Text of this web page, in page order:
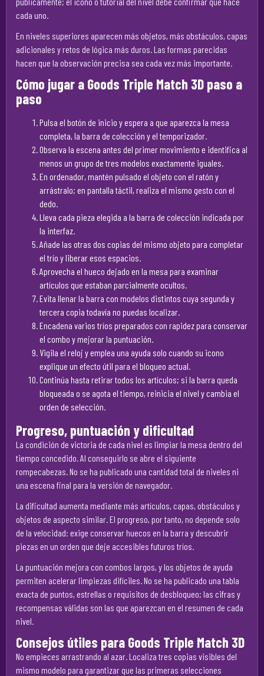
cada uno.
En niveles superiores aparecen más objetos, más obstáculos, capas
adicionales y retos de lógica más duros. Las formas parecidas
hacen que la observación precisa sea cada vez más importante.
Cómo jugar a Goods Triple Match 3D paso a
paso
Pulsa el botón de inicio y espera a que aparezca la mesa
completa, la barra de colección y el temporizador.
Observa la escena antes del primer movimiento e identifica al
menos un grupo de tres modelos exactamente iguales.
En ordenador, mantén pulsado el objeto con el ratón y
arrástralo; en pantalla táctil, realiza el mismo gesto con el
dedo.
Lleva cada pieza elegida a la barra de colección indicada por
la interfaz.
Añade las otras dos copias del mismo objeto para completar
el trío y liberar esos espacios.
Aprovecha el hueco dejado en la mesa para examinar
artículos que estaban parcialmente ocultos.
Evita llenar la barra con modelos distintos cuya segunda y
tercera copia todavía no puedas localizar.
Encadena varios tríos preparados con rapidez para conservar
el combo y mejorar la puntuación.
Vigila el reloj y emplea una ayuda solo cuando su icono
explique un efecto útil para el bloqueo actual.
Continúa hasta retirar todos los artículos; si la barra queda
bloqueada o se agota el tiempo, reinicia el nivel y cambia el
orden de selección.
Progreso, puntuación y dificultad
La condición de victoria de cada nivel es limpiar la mesa dentro del
tiempo concedido. Al conseguirlo se abre el siguiente
rompecabezas. No se ha publicado una cantidad total de niveles ni
una escena final para la versión de navegador.
La dificultad aumenta mediante más artículos, capas, obstáculos y
objetos de aspecto similar. El progreso, por tanto, no depende solo
de la velocidad: exige conservar huecos en la barra y descubrir
piezas en un orden que deje accesibles futuros tríos.
La puntuación mejora con combos largos, y los objetos de ayuda
permiten acelerar limpiezas difíciles. No se ha publicado una tabla
exacta de puntos, estrellas o requisitos de desbloqueo; las cifras y
recompensas válidas son las que aparezcan en el resumen de cada
nivel.
Consejos útiles para Goods Triple Match 3D
No empieces arrastrando al azar. Localiza tres copias visibles del
mismo modelo para garantizar que las primeras selecciones